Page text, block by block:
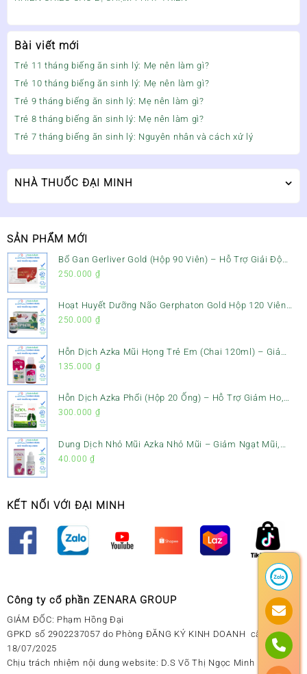
Bài viết mới
Trẻ 11 tháng biếng ăn sinh lý: Mẹ nên làm gì?
Trẻ 10 tháng biếng ăn sinh lý: Mẹ nên làm gì?
Trẻ 9 tháng biếng ăn sinh lý: Mẹ nên làm gì?
Trẻ 8 tháng biếng ăn sinh lý: Mẹ nên làm gì?
Trẻ 7 tháng biếng ăn sinh lý: Nguyên nhân và cách xử lý
NHÀ THUỐC ĐẠI MINH
SẢN PHẨM MỚI
Bổ Gan Gerliver Gold (Hộp 90 Viên) – Hỗ Trợ Giải Độc
Gan, Mát Gan & Bảo Vệ Gan
250.000 ₫
Hoạt Huyết Dưỡng Não Gerphaton Gold Hộp 120 Viên
– Giảm Đau Đầu, Hoa Mắt, Chóng Mặt & Rối Loạn Tiền
250.000 ₫
Hỗn Dịch Azka Mũi Họng Trẻ Em (Chai 120ml) – Giảm
Ho, Tiêu Đờm & Đau Rát Họng
135.000 ₫
Hỗn Dịch Azka Phổi (Hộp 20 Ống) – Hỗ Trợ Giảm Ho,
Tiêu Đờm & Bổ Phổi
300.000 ₫
Dung Dịch Nhỏ Mũi Azka Nhỏ Mũi – Giảm Ngạt Mũi,
Sổ Mũi Cho Trẻ Sơ Sinh
40.000 ₫
KẾT NỐI VỚI ĐẠI MINH
Công ty cổ phần ZENARA GROUP
GIÁM ĐỐC: Phạm Hồng Đại
GPKD số 2902237057 do Phòng ĐĂNG KÝ KINH DOANH cấp ngày
18/07/2025
Chịu trách nhiệm nội dung website: D.S Võ Thị Ngọc Minh